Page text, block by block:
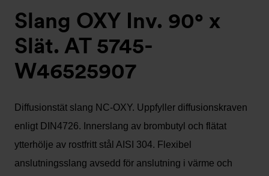
Slang OXY Inv. 90° x
Slät. AT 5745-
W46525907
Diffusionstät slang NC-OXY. Uppfyller diffusionskraven
enligt DIN4726. Innerslang av brombutyl och flätat
ytterhölje av rostfritt stål AISI 304. Flexibel
anslutningsslang avsedd för anslutning i värme och